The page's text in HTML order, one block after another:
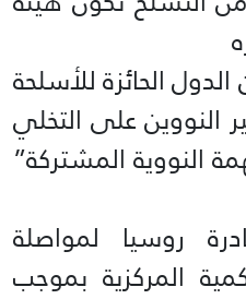
الحائزة للأسلحة
النووين على التخلي
النووية المشتركة”
روسيا لمواصلة
المركزية بموجب